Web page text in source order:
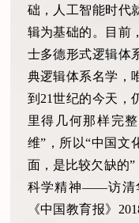
础，人工智能时代
辑为基础的。目前
士多德形式逻辑体
典逻辑体系名学，
到21世纪的今天，
里得几何那样完
维”，所以“中国文
面，是比较欠缺的
科学精神——访清
《中国教育报》